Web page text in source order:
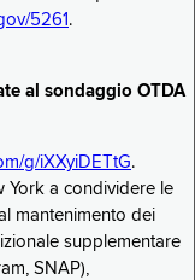
5261 .
al sondaggio OTDA
g/iXXyiDETtG.
York a condividere le
mantenimento dei
supplementare
SNAP),